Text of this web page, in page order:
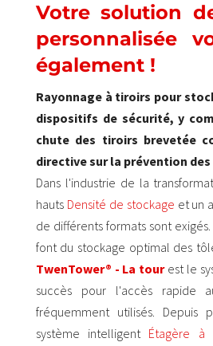
Votre solution
personnalisée
également !
Rayonnage à tiroirs pour
dispositifs de sécurité, y
chute des tiroirs brevetée
directive sur la prévention des
Dans l'industrie de la
hauts Densité de stockage et un
de différents formats sont
font du stockage optimal des
TwenTower® - La tourest le
succès pour l'accès rapide
fréquemment utilisés.
système intelligent Étagère à